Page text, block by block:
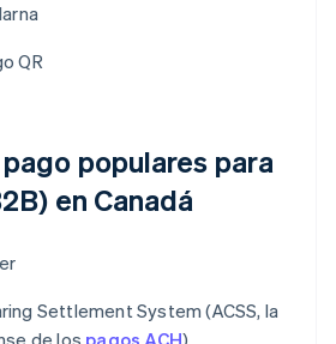
QR
populares para
en Canadá
Settlement System (ACSS, la